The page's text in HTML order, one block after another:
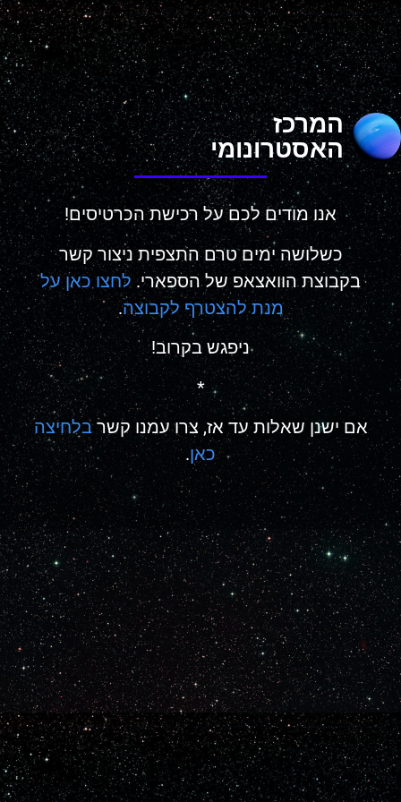
המרכז
האסטרונומי
אנו מודים לכם על רכישת הכרטיסים!
כשלושה ימים טרם התצפית ניצור קשר
בקבוצת הוואצאפ של הספארי. לחצו כאן על
מנת להצטרף לקבוצה.
ניפגש בקרוב!
*
אם ישנן שאלות עד אז,צרו עמנו קשרבלחיצה
כאן.